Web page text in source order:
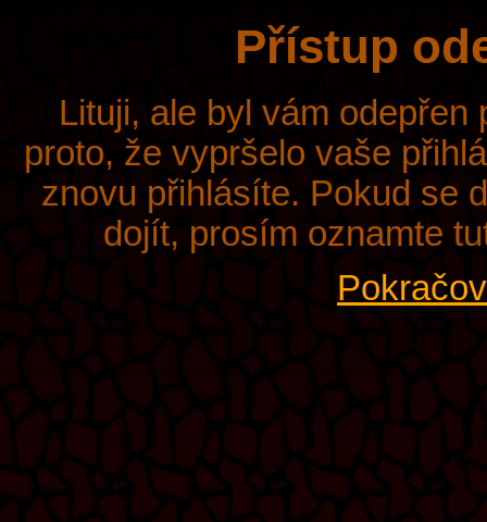
Přístup
Lituji, ale byl vám
proto, že vypršelo vaše
znovu přihlásíte. Pokud se
dojít, prosím oznamte